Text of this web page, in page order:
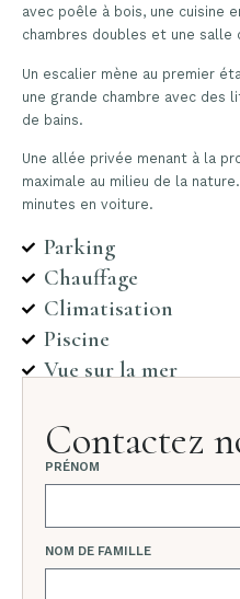
avec poêle à bois, une cuisine
chambres doubles et une salle
Un escalier mène au premier
une grande chambre avec des
de bains.
Une allée privée menant à la
maximale au milieu de la
minutes en voiture.
Parking
Chauffage
Climatisation
Piscine
Vue sur la mer
Contactez
PRÉNOM
NOM DE FAMILLE